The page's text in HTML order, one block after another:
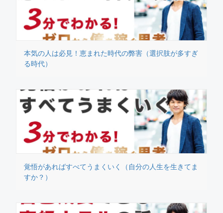
本気の人は必見！恵まれた時代の弊害（選択肢が多すぎ
る時代）
覚悟があればすべてうまくいく（自分の人生を生きてま
すか？）